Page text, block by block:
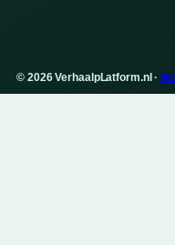
© 2026 VerhaalpLatform.nl ·